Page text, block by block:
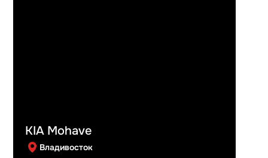
KIA Mohave
Владивосток